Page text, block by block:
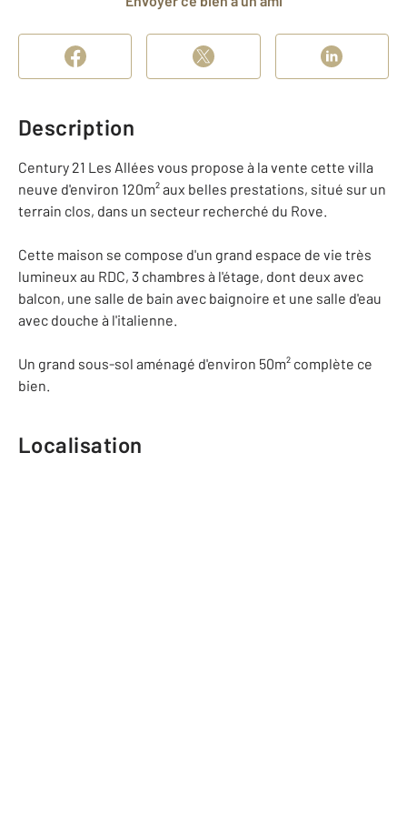
Description
Century 21 Les Allées vous propose à la vente cette villa
neuve d'environ 120m² aux belles prestations, situé sur un
terrain clos, dans un secteur recherché du Rove.
Cette maison se compose d'un grand espace de vie très
lumineux au RDC, 3 chambres à l'étage, dont deux avec
balcon, une salle de bain avec baignoire et une salle d'eau
avec douche à l'italienne.
Un grand sous-sol aménagé d'environ 50m² complète ce
bien.
Localisation